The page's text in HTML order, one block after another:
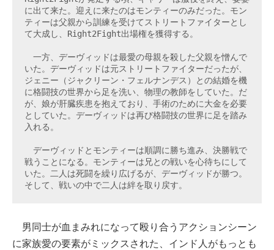
に出て来た。迎えに来たのはモンティーのみだった。モン
ティーは父親から訓練を受けてストリートファイターとし
て大成し、Right2Fight出場権を獲得する。
一方、デーヴィッドは最愛の母親を殺した父親を憎んで
いた。デーヴィッドは元ストリートファイターだったが、
ジェニー（ジャクリーン・フェルナンデス）との結婚を機
に格闘技の世界から足を洗い、物理の教師をしていた。だ
が、娘が肝臓疾患を抱えており、手術のために大金を必要
としていた。デーヴィッドは再び格闘技の世界に足を踏み
入れる。
デーヴィッドとモンティーは順調に勝ち進み、決勝戦で
戦うことになる。モンティーは兄との戦いを心待ちにして
いた。二人は死闘を繰り広げるが、デーヴィッドが勝つ。
そして、戦いの中で二人は絆を取り戻す。
男同士が血まみれになって殴り合うアクションシーン
に家族愛の要素がミックスされた、インド人がもっとも